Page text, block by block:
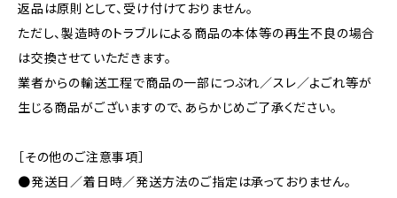
返品は原則として、受け付けておりません。
ただし、製造時のトラブルによる商品の本体等の再生不良の場合
は交換させていただきます。
業者からの輸送工程で商品の一部につぶれ／スレ／よごれ等が
生じる商品がございますので、あらかじめご了承ください。
［その他のご注意事項］
●発送日／着日時／発送方法のご指定は承っておりません。